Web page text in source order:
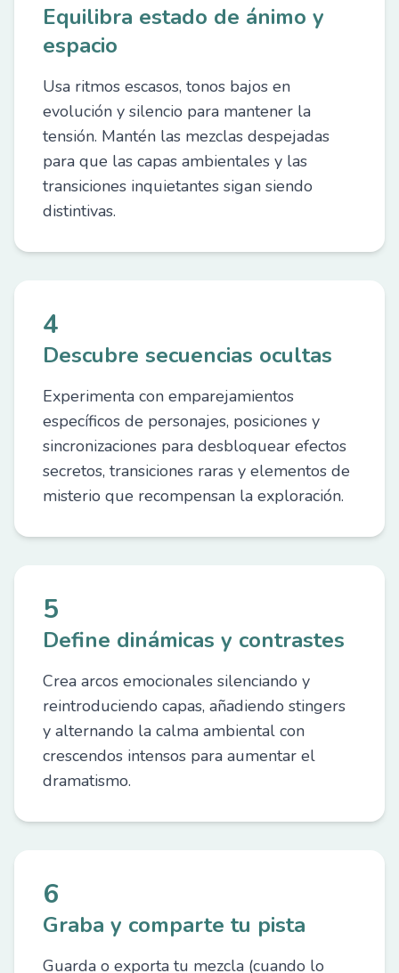
Equilibra estado de ánimo y
espacio
Usa ritmos escasos, tonos bajos en
evolución y silencio para mantener la
tensión. Mantén las mezclas despejadas
para que las capas ambientales y las
transiciones inquietantes sigan siendo
distintivas.
4
Descubre secuencias ocultas
Experimenta con emparejamientos
específicos de personajes, posiciones y
sincronizaciones para desbloquear efectos
secretos, transiciones raras y elementos de
misterio que recompensan la exploración.
5
Define dinámicas y contrastes
Crea arcos emocionales silenciando y
reintroduciendo capas, añadiendo stingers
y alternando la calma ambiental con
crescendos intensos para aumentar el
dramatismo.
6
Graba y comparte tu pista
Guarda o exporta tu mezcla (cuando lo